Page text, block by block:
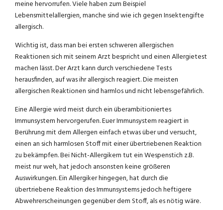
meine hervorrufen. Viele haben zum Beispiel
Lebensmittelallergien, manche sind wie ich gegen Insektengifte
allergisch.
Wichtig ist, dass man bei ersten schweren allergischen
Reaktionen sich mit seinem Arzt bespricht und einen Allergietest
machen lässt. Der Arzt kann durch verschiedene Tests
herausfinden, auf was ihr allergisch reagiert. Die meisten
allergischen Reaktionen sind harmlos und nicht lebensgefährlich.
Eine Allergie wird meist durch ein überambitioniertes
Immunsystem hervorgerufen. Euer Immunsystem reagiert in
Berührung mit dem Allergen einfach etwas über und versucht,
einen an sich harmlosen Stoff mit einer übertriebenen Reaktion
zu bekämpfen. Bei Nicht-Allergikern tut ein Wespenstich z.B.
meist nur weh, hat jedoch ansonsten keine größeren
Auswirkungen. Ein Allergiker hingegen, hat durch die
übertriebene Reaktion des Immunsystems jedoch heftigere
Abwehrerscheinungen gegenüber dem Stoff, als es nötig wäre.